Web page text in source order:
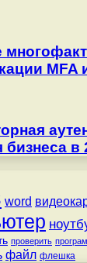
MFA
в
word
проверить
файл флешка